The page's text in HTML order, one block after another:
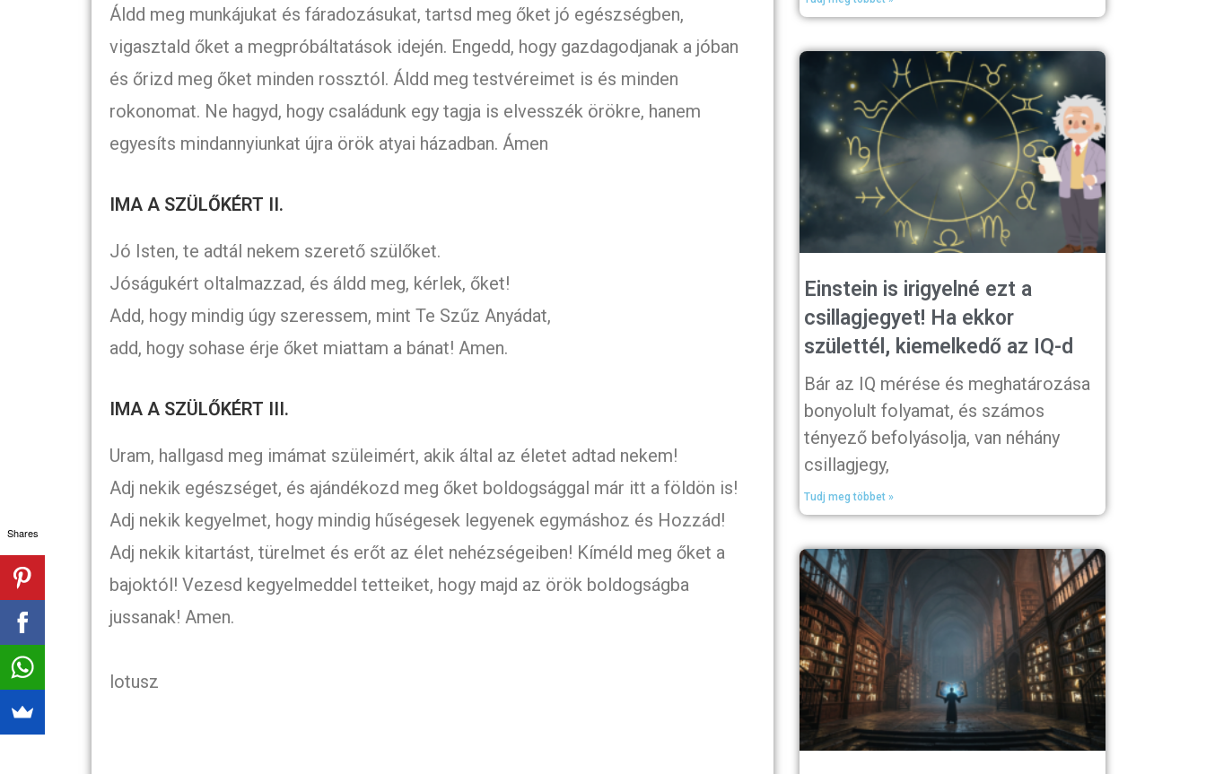
Áldd meg munkájukat és fáradozásukat, tartsd meg őket jó egészségben,
vigasztald őket a megpróbáltatások idején. Engedd, hogy gazdagodjanak a jóban
és őrizd meg őket minden rossztól. Áldd meg testvéreimet is és minden
rokonomat. Ne hagyd, hogy családunk egy tagja is elvesszék örökre, hanem
egyesíts mindannyiunkat újra örök atyai házadban. Ámen
IMA A SZÜLŐKÉRT II.
Jó Isten, te adtál nekem szerető szülőket.
Jóságukért oltalmazzad, és áldd meg, kérlek, őket!
Add, hogy mindig úgy szeressem, mint Te Szűz Anyádat,
add, hogy sohase érje őket miattam a bánat! Amen.
IMA A SZÜLŐKÉRT III.
Uram, hallgasd meg imámat szüleimért, akik által az életet adtad nekem!
Adj nekik egészséget, és ajándékozd meg őket boldogsággal már itt a földön is!
Adj nekik kegyelmet, hogy mindig hűségesek legyenek egymáshoz és Hozzád!
Adj nekik kitartást, türelmet és erőt az élet nehézségeiben! Kíméld meg őket a
bajoktól! Vezesd kegyelmeddel tetteiket, hogy majd az örök boldogságba
jussanak! Amen.
lotusz
Einstein is irigyelné ezt a
csillagjegyet! Ha ekkor
születtél, kiemelkedő az IQ-d
Bár az IQ mérése és meghatározása
bonyolult folyamat, és számos
tényező befolyásolja, van néhány
csillagjegy,
Tudj meg többet »
Shares